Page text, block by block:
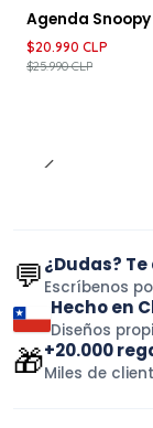
-19% DESCUENTO
Agenda
$20.990 CLP
$25.990 CLP
💬¿Dudas?
Escríbenos
Hecho en
Diseños
🎁+20.000
Miles de